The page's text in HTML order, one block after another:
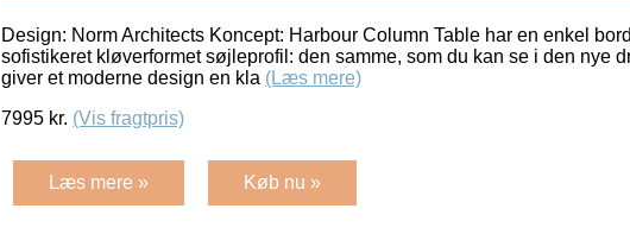
Design: Norm Architects Koncept: Harbour Column Table har en enkel
sofistikeret kløverformet søjleprofil: den samme, som du kan se i den nye
giver et moderne design en kla (Læs mere)
7995 kr. (Vis fragtpris)
Læs mere » Køb nu »